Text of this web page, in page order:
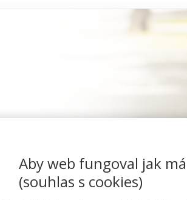
Proč se
Aby web fungoval jak má
(souhlas s cookies)